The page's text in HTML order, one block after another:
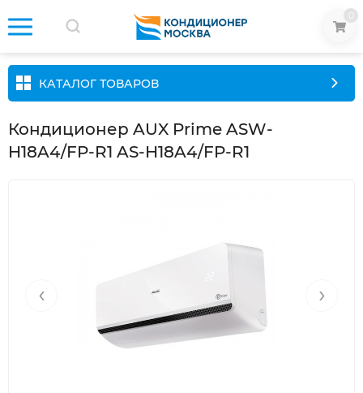
КАТАЛОГ ТОВАРОВ
Кондиционер AUX Prime ASW-
H18A4/FP-R1 AS-H18A4/FP-R1
‹ ›